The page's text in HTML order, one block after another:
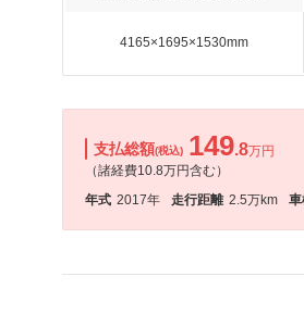
4165×1695×1530mm
支払総額(税込) 149.8万円
（諸経費10.8万円含む）
年式 2017年 走行距離 2.5万km